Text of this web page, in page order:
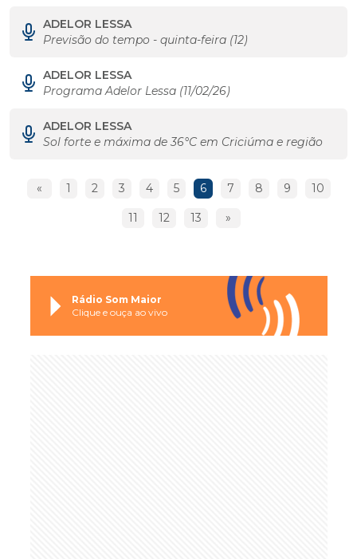
ADELOR LESSA
Previsão do tempo - quinta-feira (12)
ADELOR LESSA
Programa Adelor Lessa (11/02/26)
ADELOR LESSA
Sol forte e máxima de 36°C em Criciúma e região
« 1 2 3 4 5 6 7 8 9 10
11 12 13 »
Rádio Som Maior
Clique e ouça ao vivo